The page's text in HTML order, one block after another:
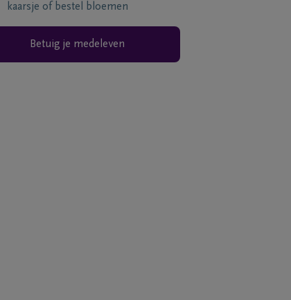
kaarsje of bestel bloemen
Betuig je medeleven